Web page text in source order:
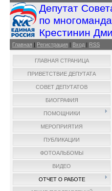
Депутат
по
Крестинин
Главная | Регистрация | Вход | RSS
ГЛАВНАЯ СТРАНИЦА
ПРИВЕТСТВИЕ ДЕПУТАТА
СОВЕТ ДЕПУТАТОВ
БИОГРАФИЯ
ПОМОЩНИКИ
МЕРОПРИЯТИЯ
ПУБЛИКАЦИИ
ФОТОАЛЬБОМЫ
ВИДЕО
ОТЧЕТ О РАБОТЕ